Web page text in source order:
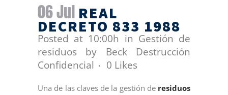
06 Jul REAL
DECRETO 833 1988
Posted at 10:00h in Gestión de
residuos
by Beck Destrucción
Confidencial
0 Likes
Una de las claves de la gestión de residuos